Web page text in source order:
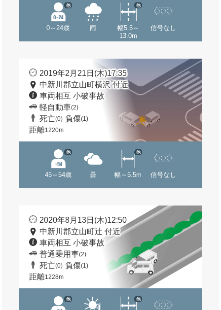
0～24歳
他
雨
幅5.5～
13.0m
他
信号なし
2019年2月21日(木)17:35
中新川郡立山町横沢 付近
車両相互 小破事故
軽自動車(2)
死亡(0) 負傷(1)
距離1220m
45～54歳
他
曇 幅～5.5m
他
信号なし
2020年8月13日(木)12:50
中新川郡立山町辻 付近
車両相互 小破事故
普通乗用車(2)
死亡(0) 負傷(1)
距離1228m
他 他